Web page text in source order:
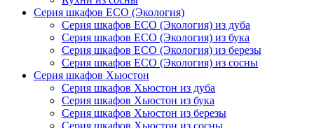
Серия шкафов ECO (Экология)
Серия шкафов ECO (Экология) из дуба
Серия шкафов ECO (Экология) из бука
Серия шкафов ECO (Экология) из березы
Серия шкафов ECO (Экология) из сосны
Серия шкафов Хьюстон
Серия шкафов Хьюстон из дуба
Серия шкафов Хьюстон из бука
Серия шкафов Хьюстон из березы
Серия шкафов Хьюстон из сосны